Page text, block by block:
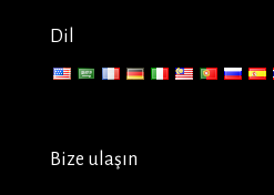
Dil
Bize ulaşın